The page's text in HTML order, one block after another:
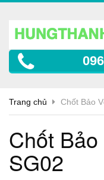
Trang chủ Chốt Bảo
Chốt
SG02